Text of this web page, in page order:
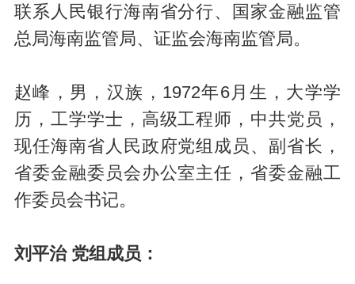
联系人民银行海南省分行、国家金融监管
总局海南监管局、证监会海南监管局。
赵峰，男，汉族，1972年6月生，大学学
历，工学学士，高级工程师，中共党员，
现任海南省人民政府党组成员、副省长，
省委金融委员会办公室主任，省委金融工
作委员会书记。
刘平治 党组成员：